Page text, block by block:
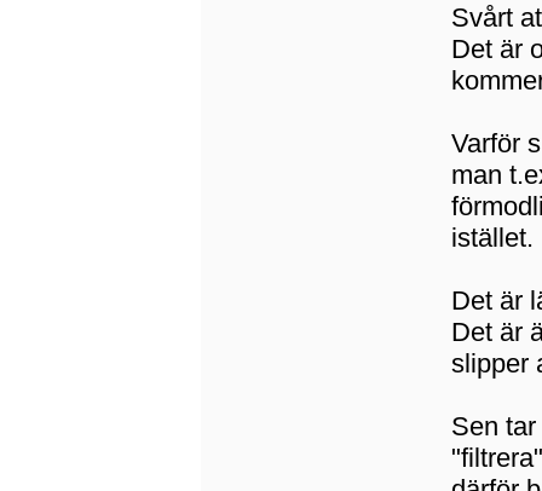
Svårt
Det är
Varför
man
istället.
Det är
Det är
slipper
Sen